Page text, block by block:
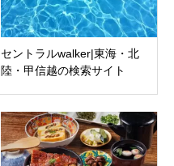
セントラルwalker|東海・北
陸・甲信越の検索サイト